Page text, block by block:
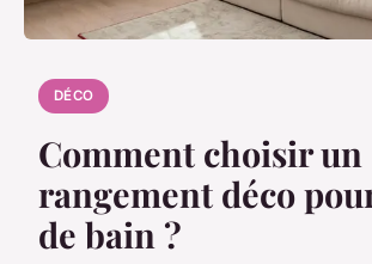
DÉCO
Comment choisir un
rangement déco
de bain ?